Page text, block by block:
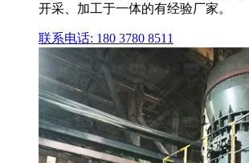
开采、加工于一体的有经验厂家。
联系电话: 180 3780 8511